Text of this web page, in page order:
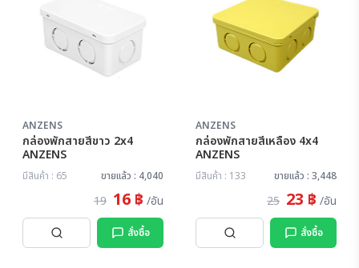
ANZENS
กล่องพักสายสีขาว 2x4
ANZENS
มีสินค้า : 65 ขายแล้ว : 4,040
19 16 ฿ /อัน
สั่งซื้อ
ANZENS
กล่องพักสายสีเหลือง 4x4
ANZENS
มีสินค้า : 133 ขายแล้ว : 3,448
25 23 ฿ /อัน
สั่งซื้อ